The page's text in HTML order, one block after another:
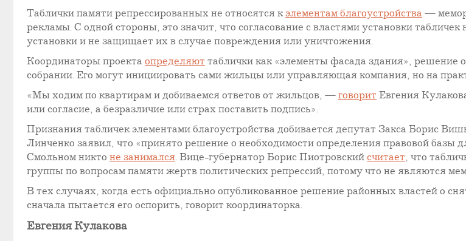
Таблички памяти репрессированных не относятся к элементам благоустройства —
рекламы. С одной стороны, это значит, что согласование с властями установки
установки и не защищает их в случае повреждения или уничтожения.
Координаторы проекта определяют таблички как «элементы фасада здания», решение
собрании. Его могут инициировать сами жильцы или управляющая компания, но на
«Мы ходим по квартирам и добиваемся ответов от жильцов, — говорит Евгения
или согласие, а безразличие или страх поставить подпись».
Признания табличек элементами благоустройства добивается депутат Закса Борис
Линченко заявил, что «принято решение о необходимости определения правовой базы
Смольном никто не занимался. Вице-губернатор Борис Пиотровский считает, что
группы по вопросам памяти жертв политических репрессий, потому что не являются
В тех случаях, когда есть официально опубликованное решение районных властей о
сначала пытается его оспорить, говорит координаторка.
Евгения Кулакова